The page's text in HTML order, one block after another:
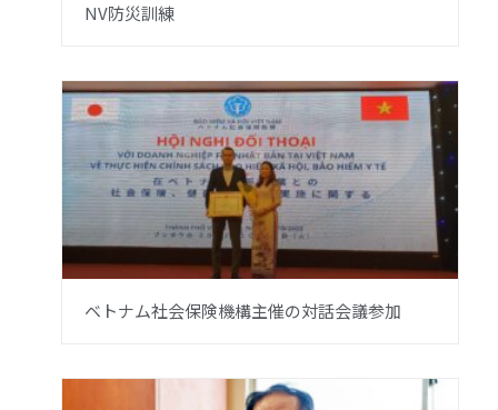
NV防災訓練
ベトナム社会保険機構主催の対話会議参加